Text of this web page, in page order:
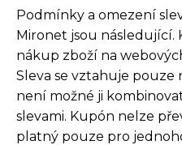
Podmínky a omezení
Mironet jsou následující.
nákup zboží na
Sleva se vztahuje pouze
není možné ji
slevami. Kupón nelze
platný pouze pro